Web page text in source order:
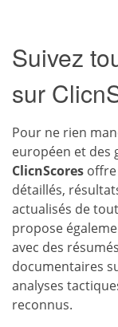
Suivez
sur
Pour ne rien
européen et des
ClicnScores
détaillés,
actualisés de
propose
avec des
documentaires
analyses
reconnus.